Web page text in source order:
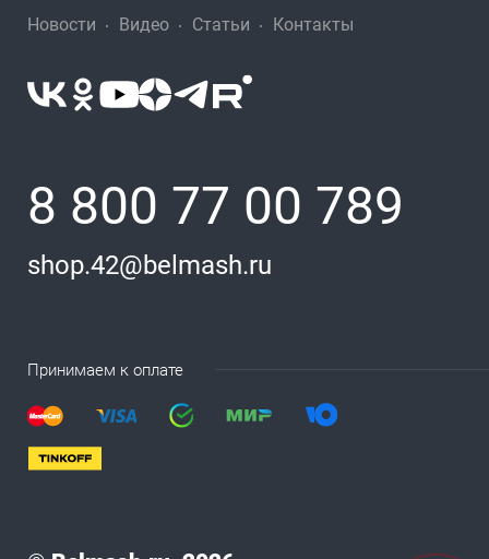
Новости Видео Статьи Контакты
8 800 77 00 789
shop.42@belmash.ru
Принимаем к оплате